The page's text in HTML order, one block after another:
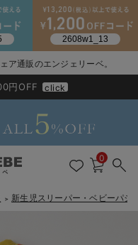
ア通販のエンジェリーベ。
円以上で送料無料
円OFF click
0
＞ 新生児スリーパー・ベビーパジ